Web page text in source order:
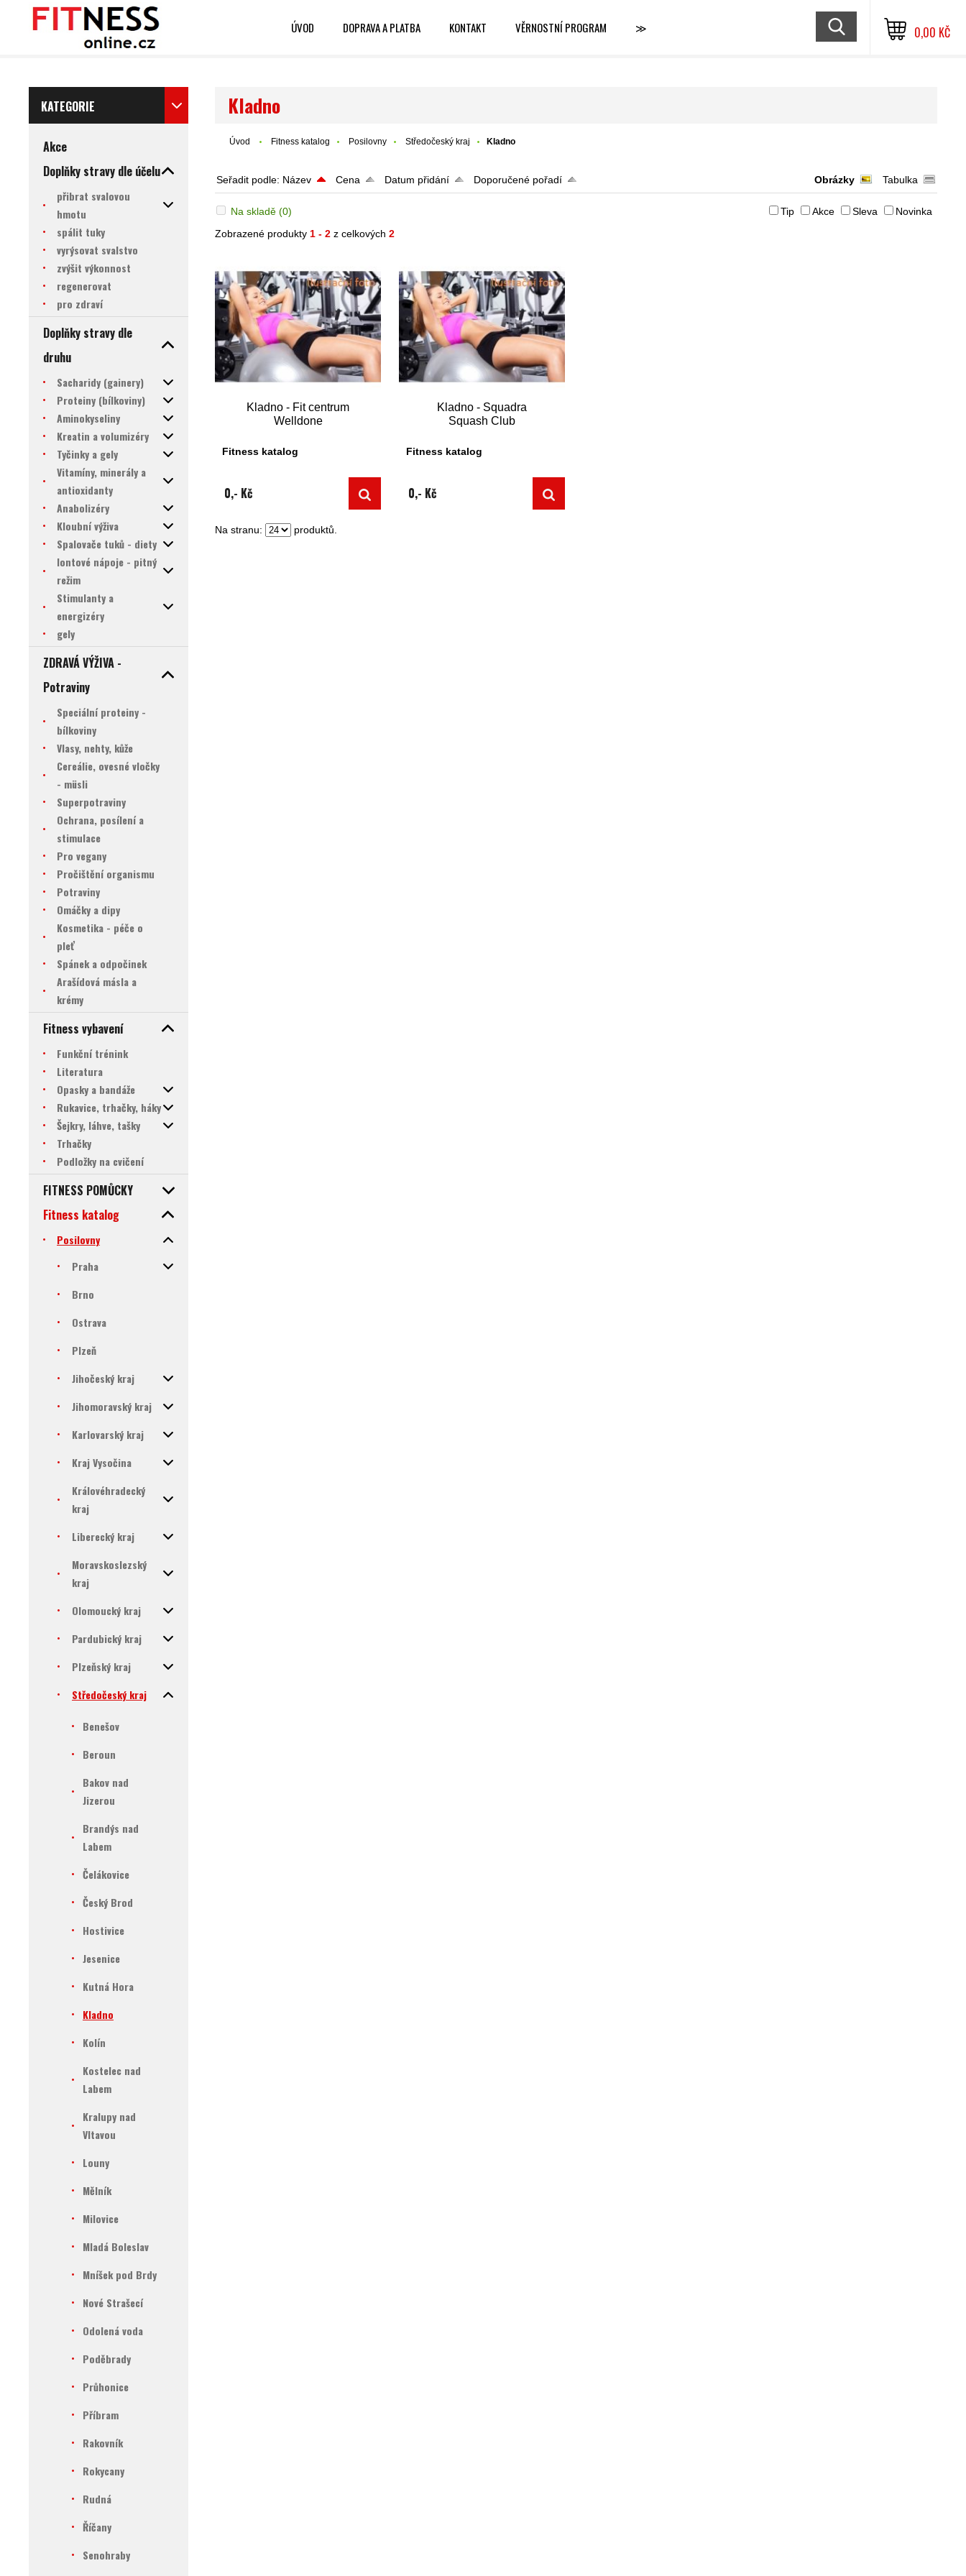
ÚVOD DOPRAVA A PLATBA KONTAKT VĚRNOSTNÍ PROGRAM ≫ 0,00 KČ
KATEGORIE
Akce
Doplňky stravy dle účelu
přibrat svalovou
hmotu
spálit tuky
vyrýsovat svalstvo
zvýšit výkonnost
regenerovat
pro zdraví
Doplňky stravy dle
druhu
Sacharidy (gainery)
Proteiny (bílkoviny)
Aminokyseliny
Kreatin a volumizéry
Tyčinky a gely
Vitamíny, minerály a
antioxidanty
Anabolizéry
Kloubní výživa
Spalovače tuků - diety
Iontové nápoje - pitný
režim
Stimulanty a
energizéry
gely
ZDRAVÁ VÝŽIVA -
Potraviny
Speciální proteiny -
bílkoviny
Vlasy, nehty, kůže
Cereálie, ovesné vločky
- müsli
Superpotraviny
Ochrana, posílení a
stimulace
Pro vegany
Pročištění organismu
Potraviny
Omáčky a dipy
Kosmetika - péče o
pleť
Spánek a odpočinek
Arašídová másla a
krémy
Fitness vybavení
Funkční trénink
Literatura
Opasky a bandáže
Rukavice, trhačky, háky
Šejkry, láhve, tašky
Trhačky
Podložky na cvičení
FITNESS POMŮCKY
Fitness katalog
Posilovny
Praha
Brno
Ostrava
Plzeň
Jihočeský kraj
Jihomoravský kraj
Karlovarský kraj
Kraj Vysočina
Královéhradecký
kraj
Liberecký kraj
Moravskoslezský
kraj
Olomoucký kraj
Pardubický kraj
Plzeňský kraj
Středočeský kraj
Benešov
Beroun
Bakov nad
Jizerou
Brandýs nad
Labem
Čelákovice
Český Brod
Hostivice
Jesenice
Kutná Hora
Kladno
Kolín
Kostelec nad
Labem
Kralupy nad
Vltavou
Louny
Mělník
Milovice
Mladá Boleslav
Mníšek pod Brdy
Nové Strašecí
Odolená voda
Poděbrady
Průhonice
Příbram
Rakovník
Rokycany
Rudná
Říčany
Senohraby
Kladno
Úvod Fitness katalog Posilovny Středočeský kraj Kladno
Seřadit podle: Název Cena Datum přidání Doporučené pořadí Obrázky Tabulka
Na skladě (0) Tip Akce Sleva
Novinka
Zobrazené produkty 1 - 2 z celkových2
Kladno - Fit centrum
Welldone
Fitness katalog
0,- Kč
Kladno - Squadra
Squash Club
Fitness katalog
0,- Kč
Na stranu: produktů.